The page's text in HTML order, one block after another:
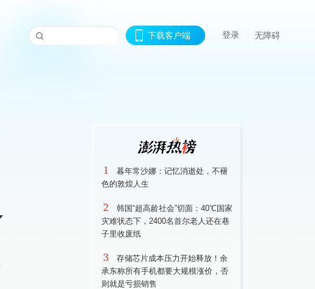
下载客户端 登录 无障碍
1
暮年常沙娜：记忆消逝处，不褪
色的敦煌人生
2
韩国“超高龄社会”切面：40℃国家
灾难状态下，2400名首尔老人还在巷
子里收废纸
3
存储芯片成本压力开始释放！余
承东称所有手机都要大规模涨价，否
则就是亏损销售